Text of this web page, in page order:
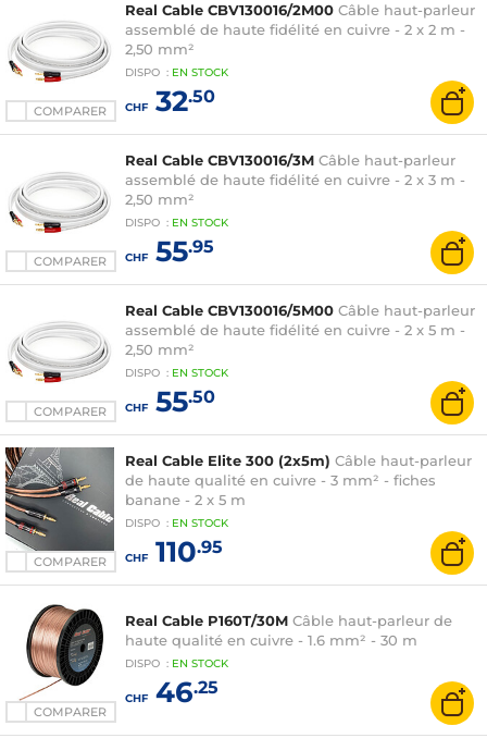
COMPARER
Real Cable CBV130016/2M00 Câble haut-parleur
assemblé de haute fidélité en cuivre - 2 x 2 m -
2,50 mm²
DISPO : EN STOCK
CHF32.50
COMPARER
Real Cable CBV130016/3M Câble haut-parleur
assemblé de haute fidélité en cuivre - 2 x 3 m -
2,50 mm²
DISPO : EN STOCK
CHF55.95
COMPARER
Real Cable CBV130016/5M00 Câble haut-parleur
assemblé de haute fidélité en cuivre - 2 x 5 m -
2,50 mm²
DISPO : EN STOCK
CHF55.50
COMPARER
Real Cable Elite 300 (2x5m) Câble haut-parleur
de haute qualité en cuivre - 3 mm² - fiches
banane - 2 x 5 m
DISPO : EN STOCK
CHF110.95
COMPARER
Real Cable P160T/30M Câble haut-parleur de
haute qualité en cuivre - 1.6 mm² - 30 m
DISPO : EN STOCK
CHF46.25